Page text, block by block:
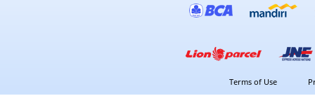
Terms of Use